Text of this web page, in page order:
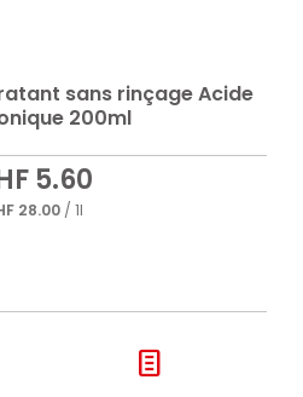
sans rinçage Acide
200ml
5.60
28.00/ 1l